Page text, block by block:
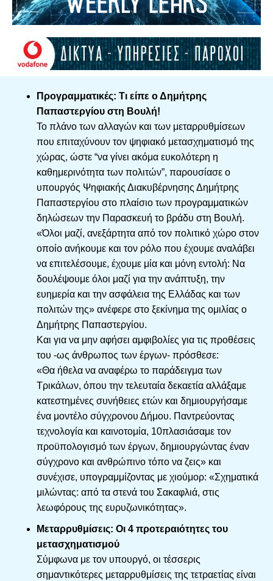
Προγραμματικές: Τι είπε ο Δημήτρης
Παπαστεργίου στη Βουλή!
Το πλάνο των αλλαγών και των μεταρρυθμίσεων
που επιταχύνουν τον ψηφιακό μετασχηματισμό της
χώρας, ώστε “να γίνει ακόμα ευκολότερη η
καθημερινότητα των πολιτών”, παρουσίασε ο
υπουργός Ψηφιακής Διακυβέρνησης Δημήτρης
Παπαστεργίου στο πλαίσιο των προγραμματικών
δηλώσεων την Παρασκευή το βράδυ στη Βουλή.
«Όλοι μαζί, ανεξάρτητα από τον πολιτικό χώρο στον
οποίο ανήκουμε και τον ρόλο που έχουμε αναλάβει
να επιτελέσουμε, έχουμε μία και μόνη εντολή: Να
δουλέψουμε όλοι μαζί για την ανάπτυξη, την
ευημερία και την ασφάλεια της Ελλάδας και των
πολιτών της» ανέφερε στο ξεκίνημα της ομιλίας ο
Δημήτρης Παπαστεργίου.
Και για να μην αφήσει αμφιβολίες για τις προθέσεις
του -ως άνθρωπος των έργων- πρόσθεσε:
«Θα ήθελα να αναφέρω το παράδειγμα των
Τρικάλων, όπου την τελευταία δεκαετία αλλάξαμε
κατεστημένες συνήθειες ετών και δημιουργήσαμε
ένα μοντέλο σύγχρονου Δήμου. Παντρεύοντας
τεχνολογία και καινοτομία, 10πλασιάσαμε τον
προϋπολογισμό των έργων, δημιουργώντας έναν
σύγχρονο και ανθρώπινο τόπο να ζεις» και
συνέχισε, υπογραμμίζοντας με χιούμορ: «Σχηματικά
μιλώντας: από τα στενά του Σακαφλιά, στις
λεωφόρους της ευρυζωνικότητας».
Μεταρρυθμίσεις: Οι 4 προτεραιότητες του
μετασχηματισμού
Σύμφωνα με τον υπουργό, οι τέσσερις
σημαντικότερες μεταρρυθμίσεις της τετραετίας είναι